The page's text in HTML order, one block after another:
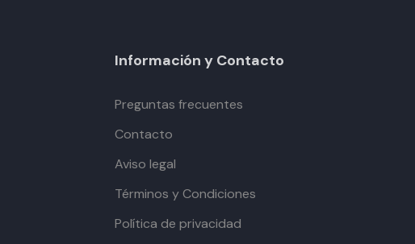
Información y Contacto
Preguntas frecuentes
Contacto
Aviso legal
Términos y Condiciones
Política de privacidad